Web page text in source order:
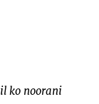
ko noorani